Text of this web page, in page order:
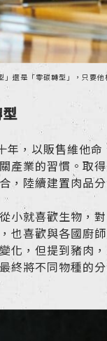
還是「零碳轉型」，只要
，以販售維他
產業的習慣。
，陸續建置肉品
小就喜歡生物，
也喜歡與各國廚
化，但提到豬肉
終將不同物種的